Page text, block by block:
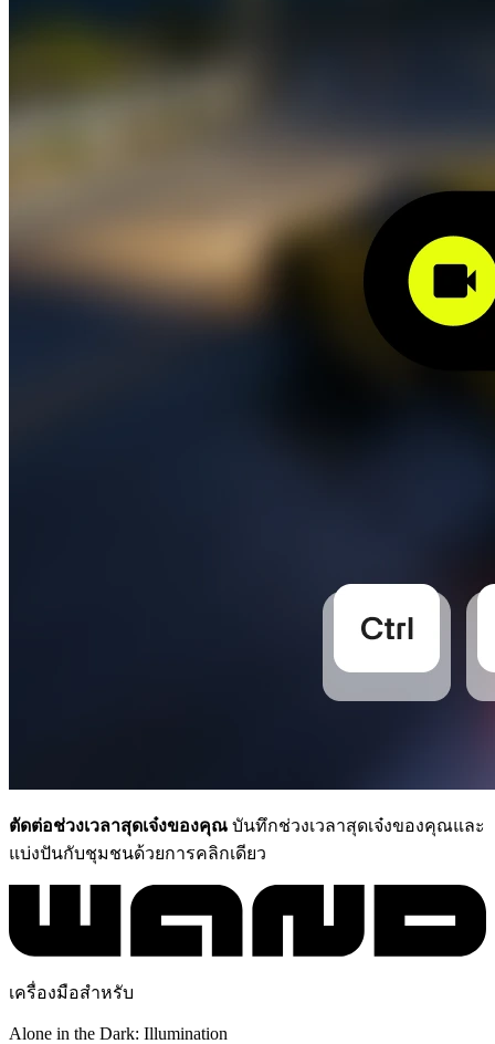
ตัดต่อช่วงเวลาสุดเจ๋งของคุณ บันทึกช่วงเวลาสุดเจ๋งของคุณและ
แบ่งปันกับชุมชนด้วยการคลิกเดียว
เครื่องมือสำหรับ
Alone in the Dark: Illumination